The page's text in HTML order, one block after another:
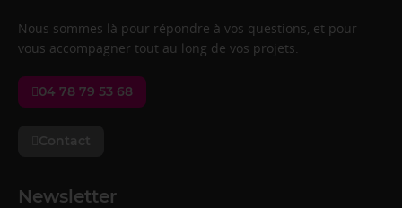
Nous sommes là pour répondre à vos questions, et pour
vous accompagner tout au long de vos projets.
04 78 79 53 68
Contact
Newsletter